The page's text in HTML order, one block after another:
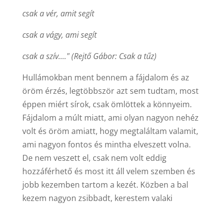
csak a vér, amit segít
csak a vágy, ami segít
csak a szív...." (Rejtő Gábor: Csak a tűz)
Hullámokban ment bennem a fájdalom és az
öröm érzés, legtöbbször azt sem tudtam, most
éppen miért sírok, csak ömlöttek a könnyeim.
Fájdalom a múlt miatt, ami olyan nagyon nehéz
volt és öröm amiatt, hogy megtaláltam valamit,
ami nagyon fontos és mintha elveszett volna.
De nem veszett el, csak nem volt eddig
hozzáférhető és most itt áll velem szemben és
jobb kezemben tartom a kezét. Közben a bal
kezem nagyon zsibbadt, kerestem valaki